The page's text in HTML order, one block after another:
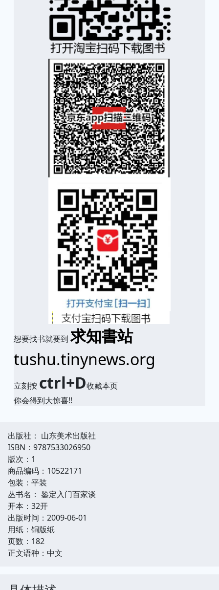
想要找书就要到求知書站
tushu.tinynews.org
立刻按 ctrl+D收藏本页
你会得到大惊喜!!
出版社： 山东美术出版社
ISBN：9787533026950
版次：1
商品编码：10522171
包装：平装
丛书名： 鉴定入门百家谈
开本：32开
出版时间：2009-06-01
用纸：铜版纸
页数：182
正文语种：中文